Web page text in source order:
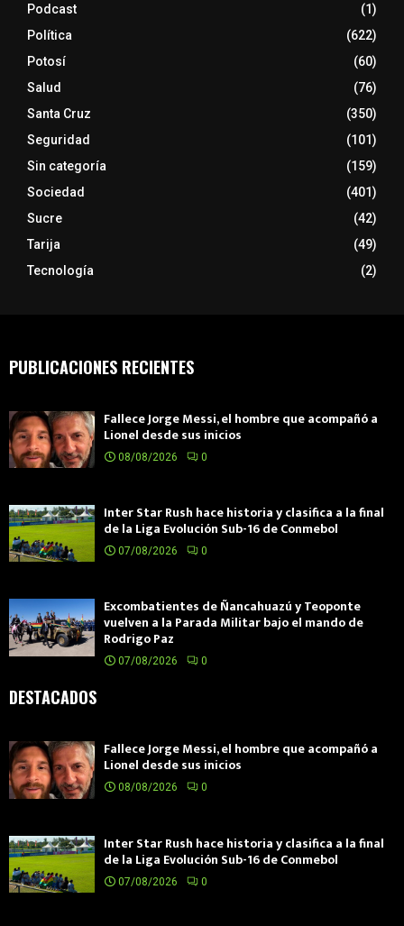
Podcast
(1)
Política
(622)
Potosí
(60)
Salud
(76)
Santa Cruz
(350)
Seguridad
(101)
Sin categoría
(159)
Sociedad
(401)
Sucre
(42)
Tarija
(49)
Tecnología
(2)
PUBLICACIONES RECIENTES
Fallece Jorge Messi, el hombre que acompañó a
Lionel desde sus inicios
08/08/2026 0
Inter Star Rush hace historia y clasifica a la final
de la Liga Evolución Sub-16 de Conmebol
07/08/2026 0
Excombatientes de Ñancahuazú y Teoponte
vuelven a la Parada Militar bajo el mando de
Rodrigo Paz
07/08/2026 0
DESTACADOS
Fallece Jorge Messi, el hombre que acompañó a
Lionel desde sus inicios
08/08/2026 0
Inter Star Rush hace historia y clasifica a la final
de la Liga Evolución Sub-16 de Conmebol
07/08/2026 0